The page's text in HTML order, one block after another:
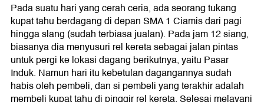
Pada suatu hari yang cerah ceria, ada seorang tukang
kupat tahu berdagang di depan SMA 1 Ciamis dari pagi
hingga slang (sudah terbiasa jualan). Pada jam 12 siang,
biasanya dia menyusuri rel kereta sebagai jalan pintas
untuk pergi ke lokasi dagang berikutnya, yaitu Pasar
Induk. Namun hari itu kebetulan dagangannya sudah
habis oleh pembeli, dan si pembeli yang terakhir adalah